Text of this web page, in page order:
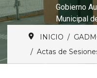
Gobierno
Municipal
INICIO
Actas de